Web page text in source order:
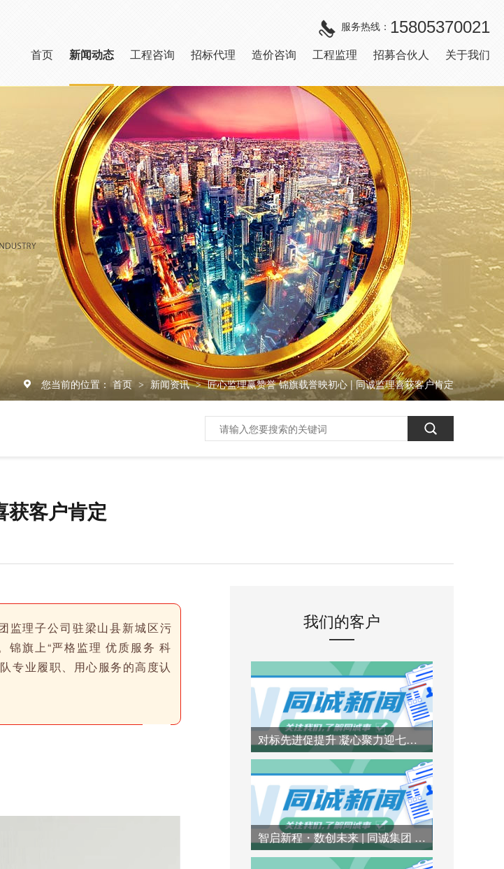
服务热线： 15805370021
首页 新闻动态 工程咨询 招标代理 造价咨询 工程监理 招募合伙人 关于我们
您当前的位置： 首页 > 新闻资讯 > 匠心监理赢赞誉 锦旗载誉映初心 | 同诚监理喜获客户肯定
获客户肯定
监理子公司驻梁山县新城区污
锦旗上“严格监理 优质服务 科
专业履职、用心服务的高度认
我们的客户
对标先进促提升 凝心聚力迎七一 | 同诚咨询赴行业标杆企业参访交流
智启新程・数创未来 | 同诚集团 AI 技术专题培训圆满举办